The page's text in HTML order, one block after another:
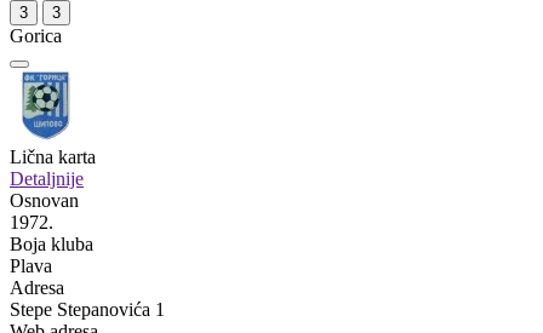
3 3
Gorica
Lična karta
Detaljnije
Osnovan
1972.
Boja kluba
Plava
Adresa
Stepe Stepanovića 1